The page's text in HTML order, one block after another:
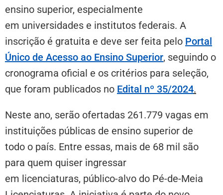
ensino superior, especialmente
em universidades e institutos federais. A
inscrição é gratuita e deve ser feita pelo Portal
Único de Acesso ao Ensino Superior, seguindo o
cronograma oficial e os critérios para seleção,
que foram publicados no Edital nº 35/2024.
Neste ano, serão ofertadas 261.779 vagas em
instituições públicas de ensino superior de
todo o país. Entre essas, mais de 68 mil são
para quem quiser ingressar
em licenciaturas, público-alvo do Pé-de-Meia